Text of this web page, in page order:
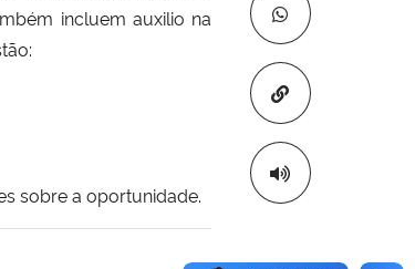
Copiar para
incluem auxilio na
sobre a oportunidade.